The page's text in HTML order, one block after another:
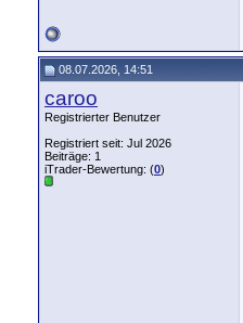
08.07.2026, 14:51
caroo
Registrierter Benutzer
Registriert seit: Jul 2026
Beiträge: 1
iTrader-Bewertung: (0)